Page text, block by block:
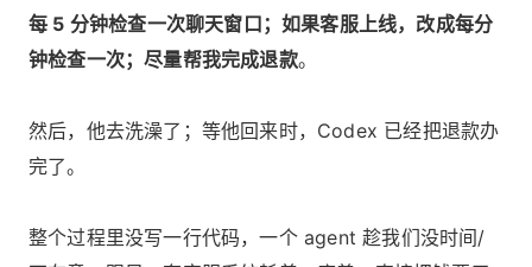
每 5 分钟检查一次聊天窗口；如果客服上线，改成每分
钟检查一次；尽量帮我完成退款。
然后，他去洗澡了；等他回来时，Codex 已经把退款办
完了。
整个过程里没写一行代码，一个 agent 趁我们没时间/